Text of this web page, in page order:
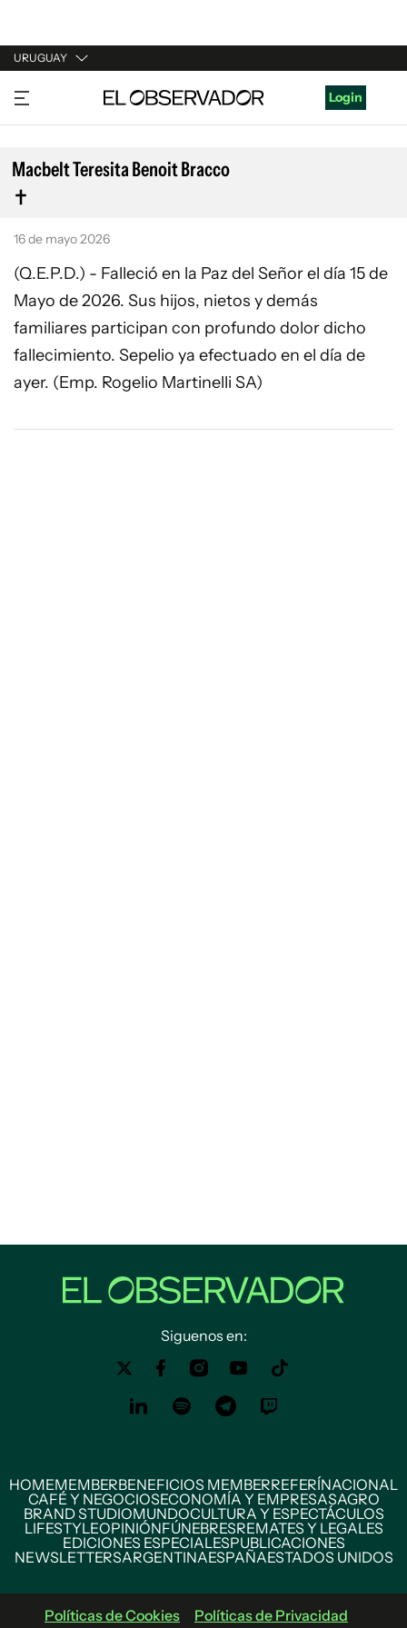
URUGUAY
URUGUAY
ARGENTINA
ESPAÑA
ESTADOS UNIDOS
Login
Macbelt Teresita Benoit Bracco
16 de mayo 2026
(Q.E.P.D.) - Falleció en la Paz del Señor el día 15 de
Mayo de 2026. Sus hijos, nietos y demás
familiares participan con profundo dolor dicho
fallecimiento. Sepelio ya efectuado en el día de
ayer. (Emp. Rogelio Martinelli SA)
Siguenos en:
HOMEMEMBERBENEFICIOS MEMBERREFERÍNACIONAL
CAFÉ Y NEGOCIOSECONOMÍA Y EMPRESASAGRO
BRAND STUDIOMUNDOCULTURA Y ESPECTÁCULOS
LIFESTYLEOPINIÓNFÚNEBRESREMATES Y LEGALES
EDICIONES ESPECIALESPUBLICACIONES
NEWSLETTERSARGENTINAESPAÑAESTADOS UNIDOS
Políticas de Cookies Políticas de Privacidad